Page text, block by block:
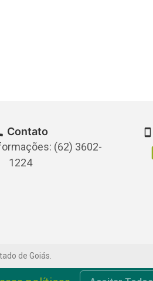
Contato
(62) 3602-
1224
de Goiás.